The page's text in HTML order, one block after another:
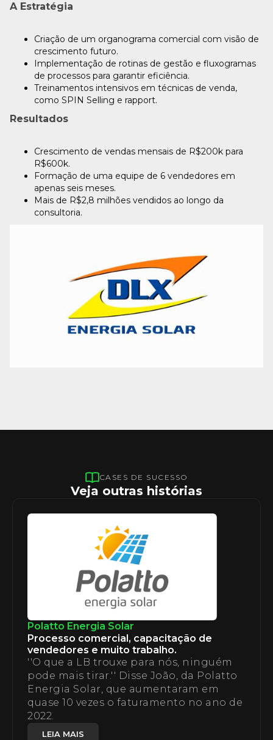
A Estratégia
Criação de um organograma comercial com visão de
crescimento futuro.
Implementação de rotinas de gestão e fluxogramas
de processos para garantir eficiência.
Treinamentos intensivos em técnicas de venda,
como SPIN Selling e rapport.
Resultados
Crescimento de vendas mensais de R$200k para
R$600k.
Formação de uma equipe de 6 vendedores em
apenas seis meses.
Mais de R$2,8 milhões vendidos ao longo da
consultoria.
CASES DE SUCESSO
Veja outras histórias
Polatto Energia Solar
Processo comercial, capacitação de
vendedores e muito trabalho.
''O que a LB trouxe para nós, ninguém
pode mais tirar.'' Disse João, da Polatto
Energia Solar, que aumentaram em
quase 10 vezes o faturamento no ano de
2022.
LEIA MAIS